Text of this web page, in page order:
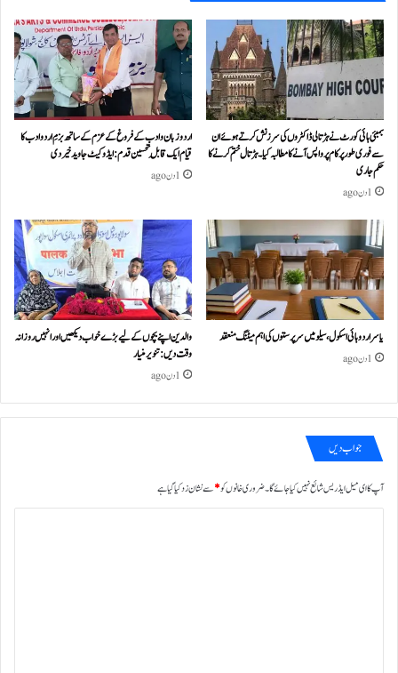
بمبئی ہائی کورٹ نے ہڑتالی ڈاکٹروں کی سرزنش کرتے ہوئے ان
سے فوری طور پر کام پر واپس آنے کا مطالبہ کیا۔ہڑتال ختم کرنے کا
حکم جاری
1 دن ago
اردو زبان و ادب کے فروغ کے عزم کے ساتھ بزمِ اردو ادب کا
قیام ایک قابلِ تحسین قدم : ایڈوکیٹ جاوید خیردی
1 دن ago
یاسر اردو ہائی اسکول، سیلو میں سرپرستوں کی اہم میٹنگ منعقد
1 دن ago
والدین اپنے بچوں کے لیے بڑے خواب دیکھیں اور انہیں روزانہ
وقت دیں : تنویر منیار
1 دن ago
جواب دیں
آپ کا ای میل ایڈریس شائع نہیں کیا جائے گا۔ضروری خانوں کو*سے نشان زد کیا گیا ہے